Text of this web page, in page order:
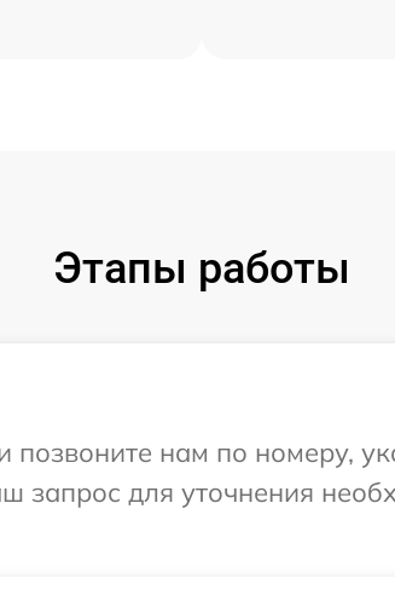
Этапы работы
нам по номеру,
запрос для уточнения